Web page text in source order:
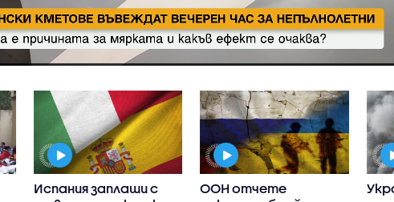
Испания заплаши с
ООН отчете